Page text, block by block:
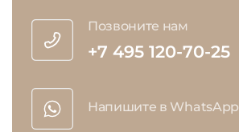
Позвоните нам
+7 495 120-70-25
Напишите в WhatsApp